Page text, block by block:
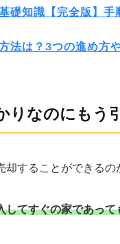
礎知識【完全版】手
法は？3つの進め方
りなのにもう
却することができる
してすぐの家であっ